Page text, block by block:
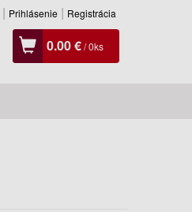
Prihlásenie Registrácia
0.00 €/0ks